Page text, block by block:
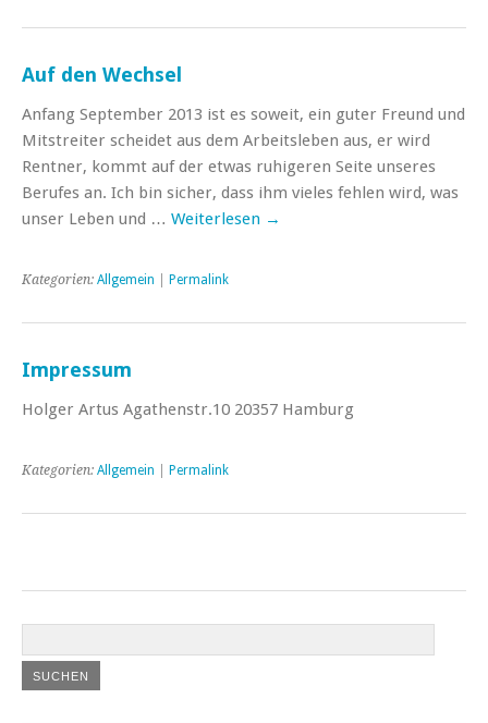
Auf den Wechsel
Anfang September 2013 ist es soweit, ein guter Freund und
Mitstreiter scheidet aus dem Arbeitsleben aus, er wird
Rentner, kommt auf der etwas ruhigeren Seite unseres
Berufes an. Ich bin sicher, dass ihm vieles fehlen wird, was
unser Leben und … Weiterlesen →
Kategorien: Allgemein Permalink
Impressum
Holger Artus Agathenstr.10 20357 Hamburg
Kategorien: Allgemein Permalink